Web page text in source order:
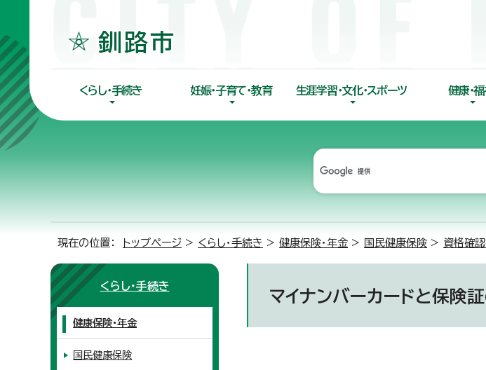
くらし・手続き 妊娠・子育て・教育 生涯学習・文化・スポーツ 健康・
現在の位置： トップページ > くらし・手続き > 健康保険・年金 > 国民健康保険 > 資格確
マイナンバーカードと保険
くらし・手続き
健康保険・年金
国民健康保険